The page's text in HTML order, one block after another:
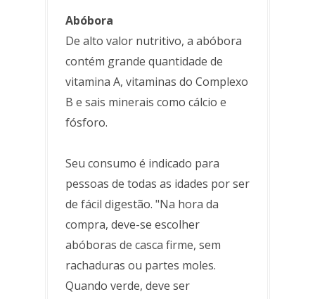
Abóbora
De alto valor nutritivo, a abóbora
contém grande quantidade de
vitamina A, vitaminas do Complexo
B e sais minerais como cálcio e
fósforo.
Seu consumo é indicado para
pessoas de todas as idades por ser
de fácil digestão. "Na hora da
compra, deve-se escolher
abóboras de casca firme, sem
rachaduras ou partes moles.
Quando verde, deve ser